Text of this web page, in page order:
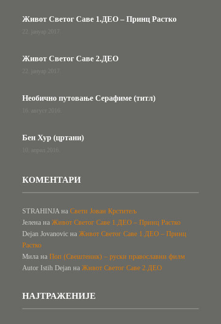
Живот Светог Саве 1.ДЕО – Принц Растко
22. јануар 2017.
Живот Светог Саве 2.ДЕО
22. јануар 2017.
Необично путовање Серафиме (титл)
16. август 2016.
Бен Хур (цртани)
10. април 2016.
КОМЕНТАРИ
STRAHINJAна Свети Јован Крститељ
Јелена на Живот Светог Саве 1.ДЕО – Принц Растко
Dejan Jovanovicна Живот Светог Саве 1.ДЕО – Принц
Растко
Мила на Поп (Свештеник) – руски православни филм
Autor Istih Dejan на Живот Светог Саве 2.ДЕО
НАЈТРАЖЕНИЈЕ